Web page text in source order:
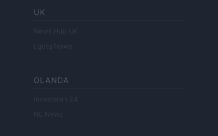
UK
News Hub UK
Lgbtq News
OLANDA
Investeren 24
NL Newz